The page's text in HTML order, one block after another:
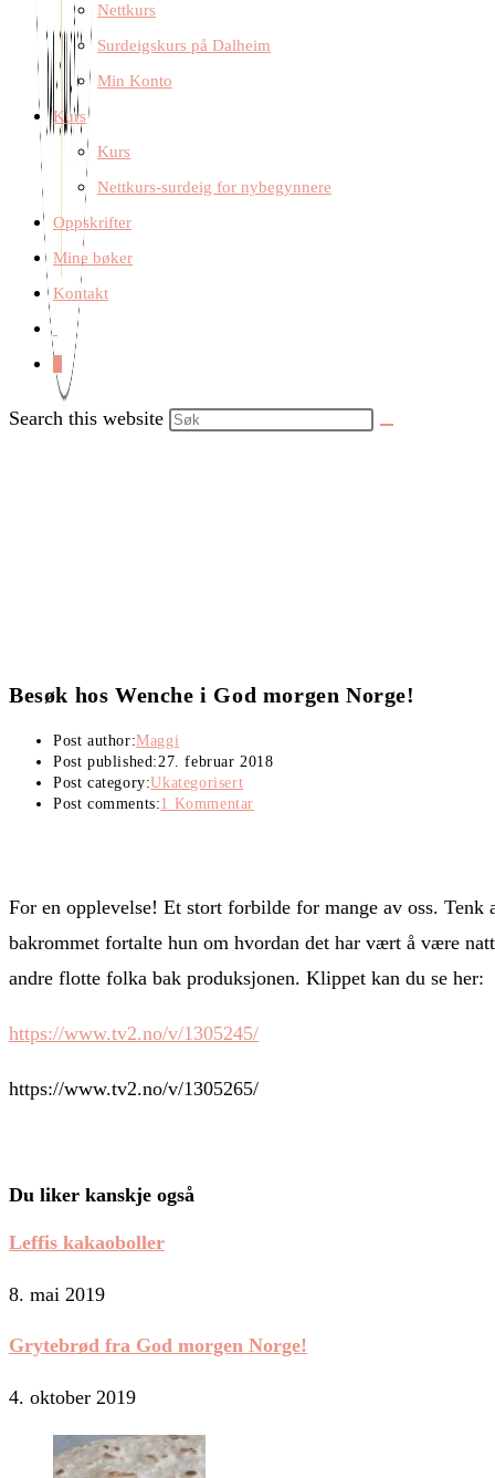
Nettkurs
Surdeigskurs på Dalheim
Min Konto
Kurs
Kurs
Nettkurs-surdeig for nybegynnere
Oppskrifter
Mine bøker
Kontakt
Search this website
Besøk hos Wenche i God morgen Norge!
Post author:Maggi
Post published:27. februar 2018
Post category:Ukategorisert
Post comments:1 Kommentar
For en opplevelse! Et stort forbilde for mange av oss.
bakrommet fortalte hun om hvordan det har vært å være
andre flotte folka bak produksjonen. Klippet kan du se her:
https://www.tv2.no/v/1305245/
https://www.tv2.no/v/1305265/
Du liker kanskje også
Leffis kakaoboller
8. mai 2019
Grytebrød fra God morgen Norge!
4. oktober 2019